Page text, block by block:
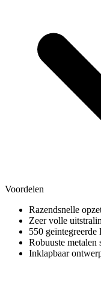
Voordelen
Razendsnelle
Zeer volle
550
Robuuste metalen
Inklapbaar